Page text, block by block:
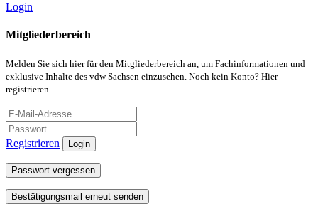
Login
Mitgliederbereich
Melden Sie sich hier für den Mitgliederbereich an, um Fachinformationen und
exklusive Inhalte des vdw Sachsen einzusehen. Noch kein Konto? Hier
registrieren.
Registrieren Login
Passwort vergessen
Bestätigungsmail erneut senden